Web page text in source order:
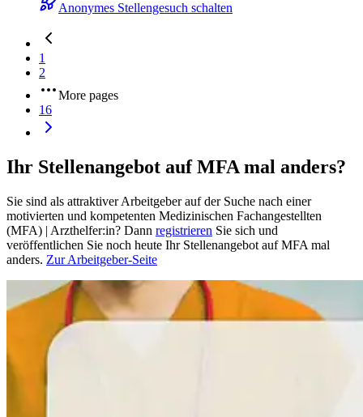
Anonymes Stellengesuch schalten
1
2
More pages
16
Ihr Stellenangebot auf MFA mal anders?
Sie sind als attraktiver Arbeitgeber auf der Suche nach einer
motivierten und kompetenten Medizinischen Fachangestellten
(MFA) | Arzthelfer:in? Dann registrieren Sie sich und
veröffentlichen Sie noch heute Ihr Stellenangebot auf MFA mal
anders. Zur Arbeitgeber-Seite